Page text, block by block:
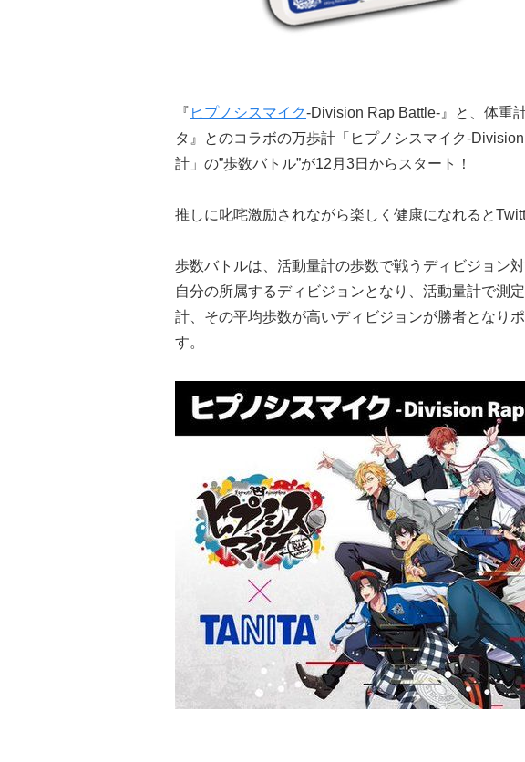
『 ヒプノシスマイク-Division Rap Battle-』と、体重
タ』とのコラボの万歩計「ヒプノシスマイク-
計」の”歩数バトル”が12月3日からスタート！
推しに叱咤激励されながら楽しく健康になれると
歩数バトルは、 活動量計の歩数で戦うディビジョン
自分の所属するディビジョンとなり、活動量計で測
計、その平均歩数が高いディビジョンが勝者となり
す。